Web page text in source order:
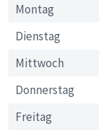
Montag
Dienstag
Mittwoch
Donnerstag
Freitag